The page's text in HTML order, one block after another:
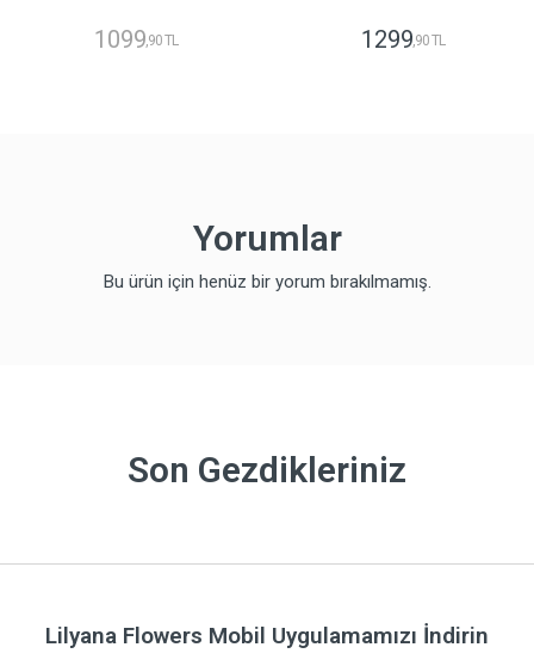
1099,90 TL 1299,90 TL
Yorumlar
Bu ürün için henüz bir yorum bırakılmamış.
Son Gezdikleriniz
Lilyana Flowers Mobil Uygulamamızı İndirin